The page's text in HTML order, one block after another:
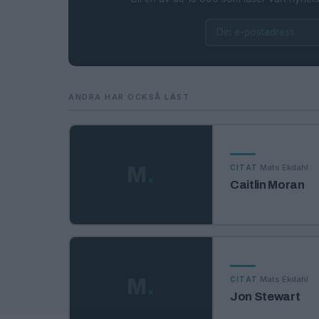
ANDRA HAR OCKSÅ LÄST
CITAT Mats Ekdahl
Caitlin Moran
CITAT Mats Ekdahl
Jon Stewart